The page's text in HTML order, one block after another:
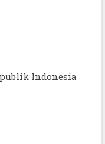
Indonesia